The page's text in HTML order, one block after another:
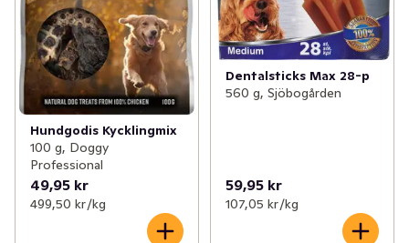
Hundgodis Kycklingmix
100 g, Doggy
Professional
49,95 kr
499,50 kr /kg
Dentalsticks Max 28-p
560 g, Sjöbogården
59,95 kr
107,05 kr /kg